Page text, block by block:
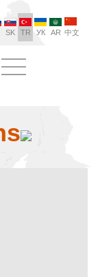
SK TR УК AR 中文